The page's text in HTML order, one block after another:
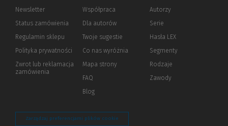
Newsletter
Status zamówienia
Regulamin sklepu
Polityka prywatności (Nowe
(Link
innej
Zwrot lub reklamacja
zamówienia
Współpraca
Dla autorów(Nowe
(Link
innej
strony)
Twoje sugestie
Co nas wyróżnia
Mapa strony
FAQ
Blog
Autorzy
Serie
Hasła LEX
Segmenty
Rodzaje
Zawody
Zarządzaj preferencjami plików cookie